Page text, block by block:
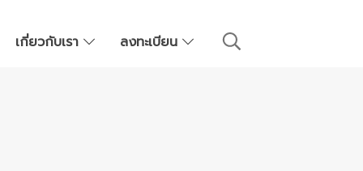
เกี่ยวกับเรา ลงทะเบียน